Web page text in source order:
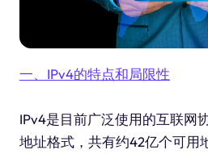
一、IPv4的特点和局限性
IPv4是目前广泛使用的互联网
地址格式，共有约42亿个可用